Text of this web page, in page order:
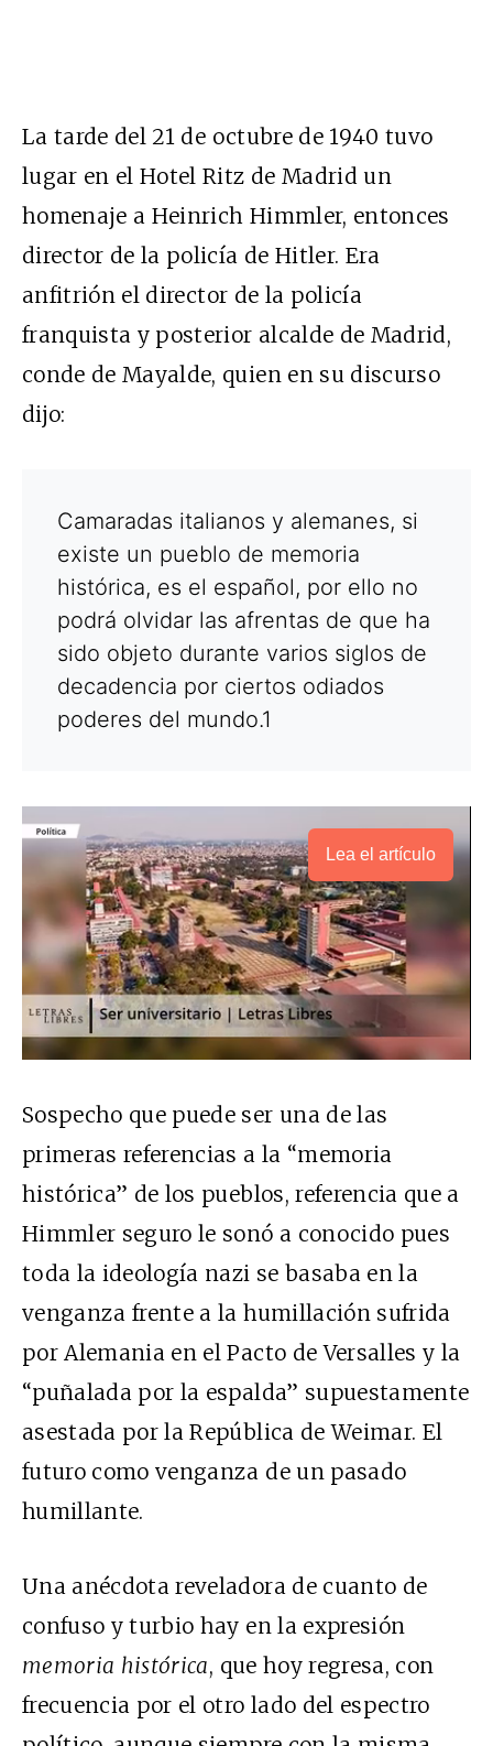
La tarde del 21 de octubre de 1940 tuvo
lugar en el Hotel Ritz de Madrid un
homenaje a Heinrich Himmler, entonces
director de la policía de Hitler. Era
anfitrión el director de la policía
franquista y posterior alcalde de Madrid,
conde de Mayalde, quien en su discurso
dijo:
Camaradas italianos y alemanes, si
existe un pueblo de memoria
histórica, es el español, por ello no
podrá olvidar las afrentas de que ha
sido objeto durante varios siglos de
decadencia por ciertos odiados
poderes del mundo.1
Lea el artículo
Sospecho que puede ser una de las
primeras referencias a la “memoria
histórica” de los pueblos, referencia que a
Himmler seguro le sonó a conocido pues
toda la ideología nazi se basaba en la
venganza frente a la humillación sufrida
por Alemania en el Pacto de Versalles y la
“puñalada por la espalda” supuestamente
asestada por la República de Weimar. El
futuro como venganza de un pasado
humillante.
Una anécdota reveladora de cuanto de
confuso y turbio hay en la expresión
memoria histórica, que hoy regresa, con
frecuencia por el otro lado del espectro